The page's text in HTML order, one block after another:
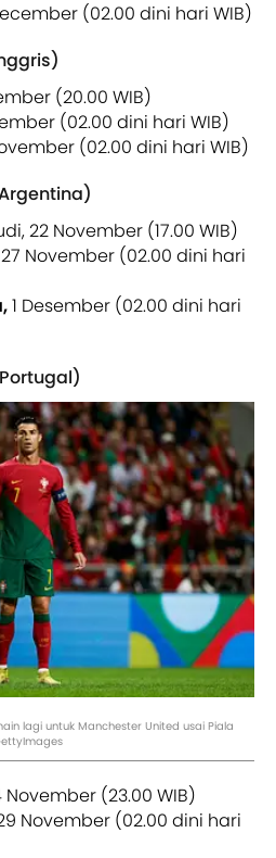
(02.00 dini hari WIB)
(20.00 WIB)
(02.00 dini hari WIB)
(02.00 dini hari WIB)
22 November (17.00 WIB)
November (02.00 dini hari
1 Desember (02.00 dini hari
lagi untuk Manchester United usai Piala
(23.00 WIB)
November (02.00 dini hari